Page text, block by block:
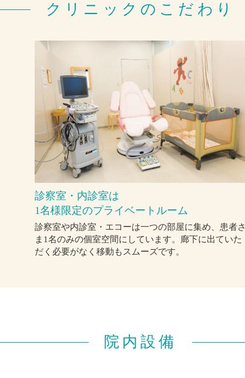
クリニックのこだわり
診察室・内診室は
1名様限定のプライベートルーム
診察室や内診室・エコーは一つの部屋に集め、患者さ
ま1名のみの個室空間にしています。廊下に出ていた
だく必要がなく移動もスムーズです。
院内設備